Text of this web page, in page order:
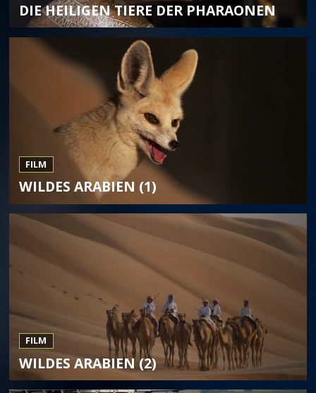
DIE HEILIGEN TIERE DER PHARAONEN
FILM
WILDES ARABIEN (1)
FILM
WILDES ARABIEN (2)